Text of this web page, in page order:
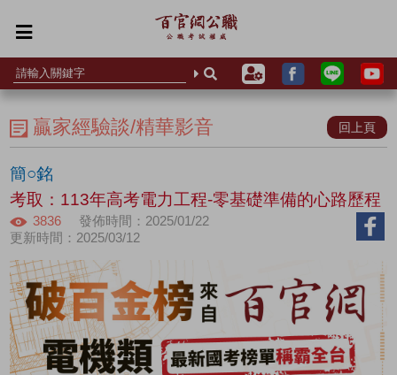
贏家經驗談/精華影音 回上頁
簡○銘
考取：113年高考電力工程-零基礎準備的心路歷程
3836
發佈時間：2025/01/22
更新時間：2025/03/12